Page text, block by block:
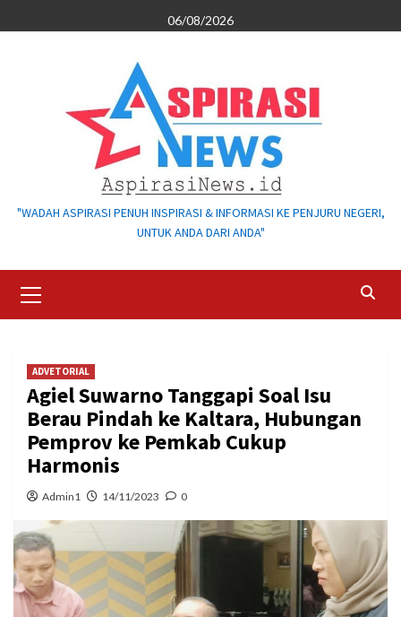
to
06/08/2026
"WADAH ASPIRASI PENUH INSPIRASI & INFORMASI KE PENJURU NEGERI,
UNTUK ANDA DARI ANDA"
Menu
ADVETORIAL
Agiel Suwarno Tanggapi Soal Isu
Berau Pindah ke Kaltara, Hubungan
Pemprov ke Pemkab Cukup
Harmonis
Admin1 14/11/2023 0